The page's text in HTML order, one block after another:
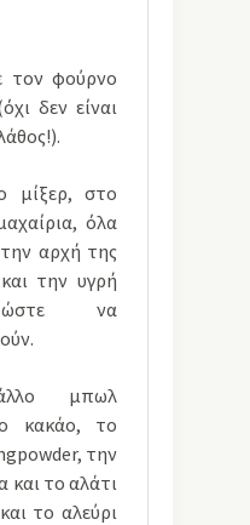
τον φούρνο
δεν είναι
μίξερ, στο
όλα
αρχή της
την υγρή
ώστε να
μπωλ
κακάο, το
την
και το αλάτι
το αλεύρι